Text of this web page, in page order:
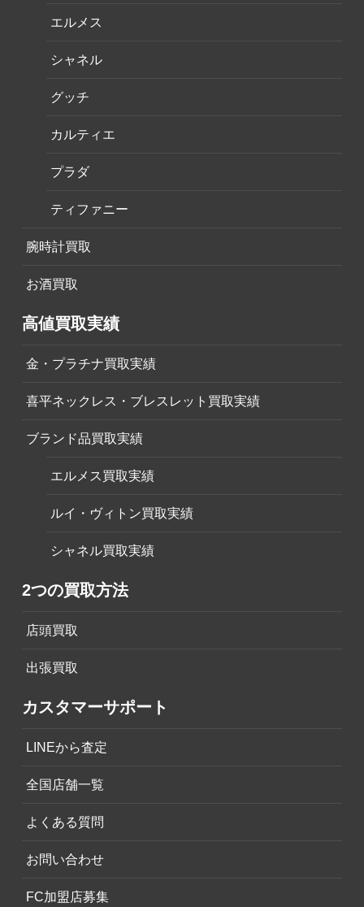
エルメス
シャネル
グッチ
カルティエ
プラダ
ティファニー
腕時計買取
お酒買取
高値買取実績
金・プラチナ買取実績
喜平ネックレス・ブレスレット買取実績
ブランド品買取実績
エルメス買取実績
ルイ・ヴィトン買取実績
シャネル買取実績
2つの買取方法
店頭買取
出張買取
カスタマーサポート
LINEから査定
全国店舗一覧
よくある質問
お問い合わせ
FC加盟店募集